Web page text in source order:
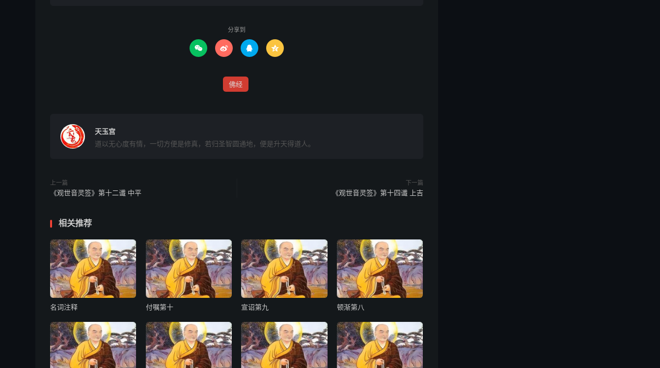
分享到
   
佛经
天玉宫
道以无心度有情，一切方便是修真，若归圣智圆通地，便是升天得道人。
上一篇
《观世音灵签》第十二谶 中平
下一篇
《观世音灵签》第十四谶 上吉
相关推荐
名词注释 付嘱第十 宣诏第九 顿渐第八